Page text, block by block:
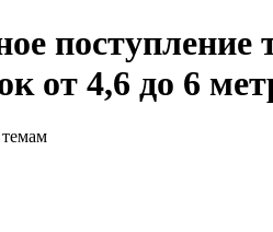
поступление
от 4,6 до 6